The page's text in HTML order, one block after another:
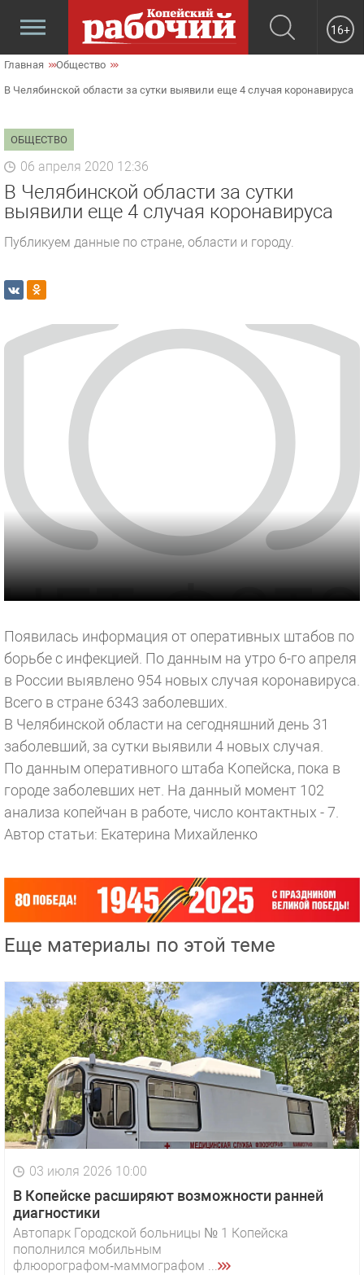
16+
Главная Общество
В Челябинской области за сутки выявили еще 4 случая коронавируса
ОБЩЕСТВО
06 апреля 2020 12:36
В Челябинской области за сутки
выявили еще 4 случая коронавируса
Публикуем данные по стране, области и городу.
Появилась информация от оперативных штабов по
борьбе с инфекцией. По данным на утро 6-го апреля
в России выявлено 954 новых случая коронавируса.
Всего в стране 6343 заболевших.
В Челябинской области на сегодняшний день 31
заболевший, за сутки выявили 4 новых случая.
По данным оперативного штаба Копейска, пока в
городе заболевших нет. На данный момент 102
анализа копейчан в работе, число контактных - 7.
Автор статьи: Екатерина Михайленко
Еще материалы по этой теме
03 июля 2026 10:00
В Копейске расширяют возможности ранней
диагностики
Автопарк Городской больницы № 1 Копейска
пополнился мобильным
флюорографом‑маммографом ...